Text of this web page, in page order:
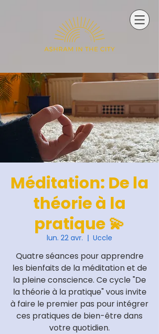
Méditation: De la
théorie à la
pratique 💫
lun. 22 avr.
  |
Uccle
Quatre séances pour apprendre
les bienfaits de la méditation et de
la pleine conscience. Ce cycle "De
la théorie à la pratique" vous invite
à faire le premier pas pour intégrer
ces pratiques de bien-être dans
votre quotidien.